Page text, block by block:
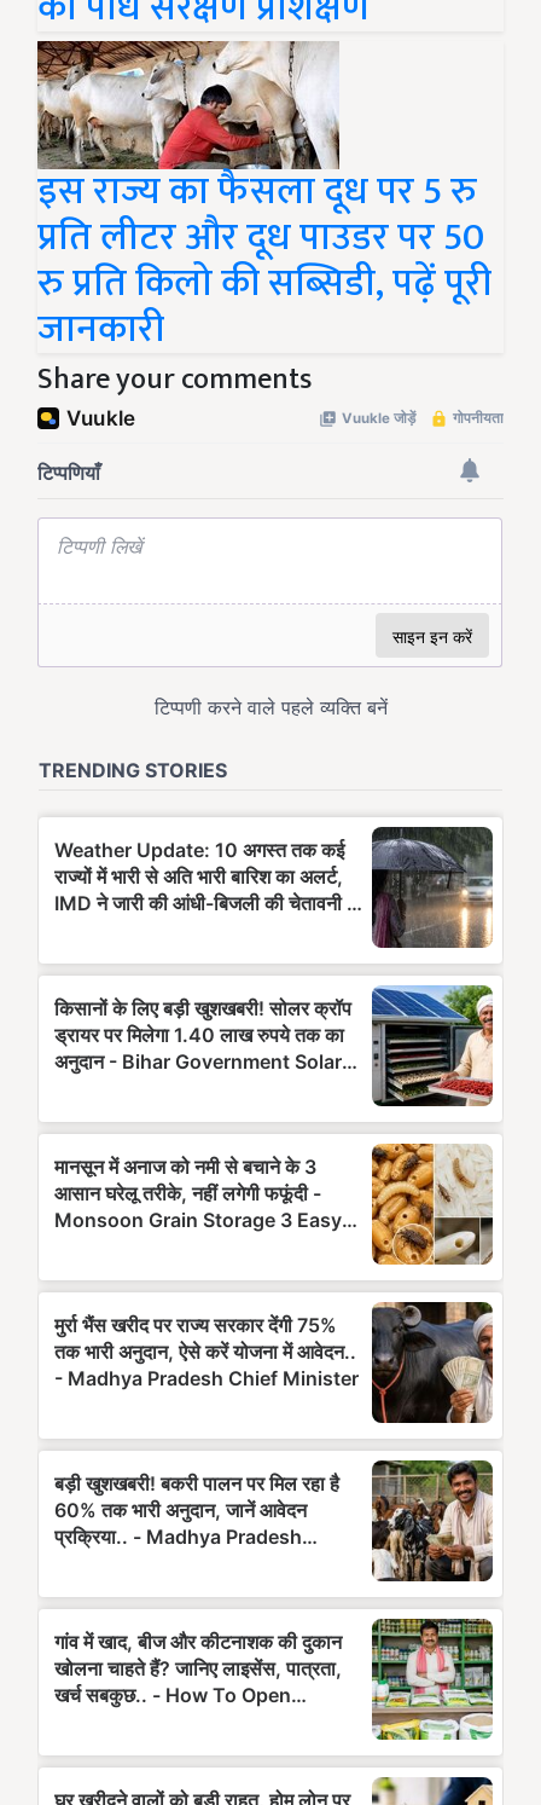
इस राज्य का फैसला दूध पर 5 रु
प्रति लीटर और दूध पाउडर पर 50
रु प्रति किलो की सब्सिडी, पढ़ें पूरी
जानकारी
Share your comments